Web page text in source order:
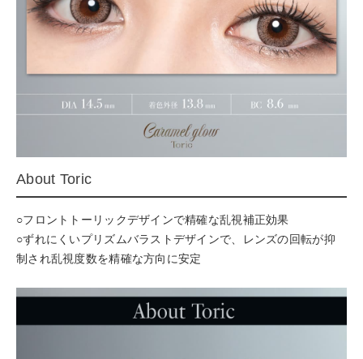
About Toric
○フロントトーリックデザインで精確な乱視補正効果
○ずれにくいプリズムバラストデザインで、レンズの回転が抑
制され乱視度数を精確な方向に安定